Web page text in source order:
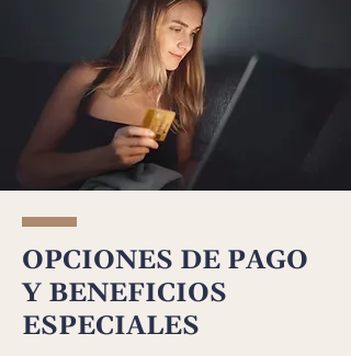
OPCIONES DE PAGO
Y BENEFICIOS
ESPECIALES